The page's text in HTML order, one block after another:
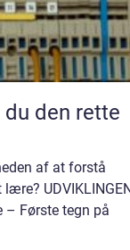
af at forstå
– Første tegn på